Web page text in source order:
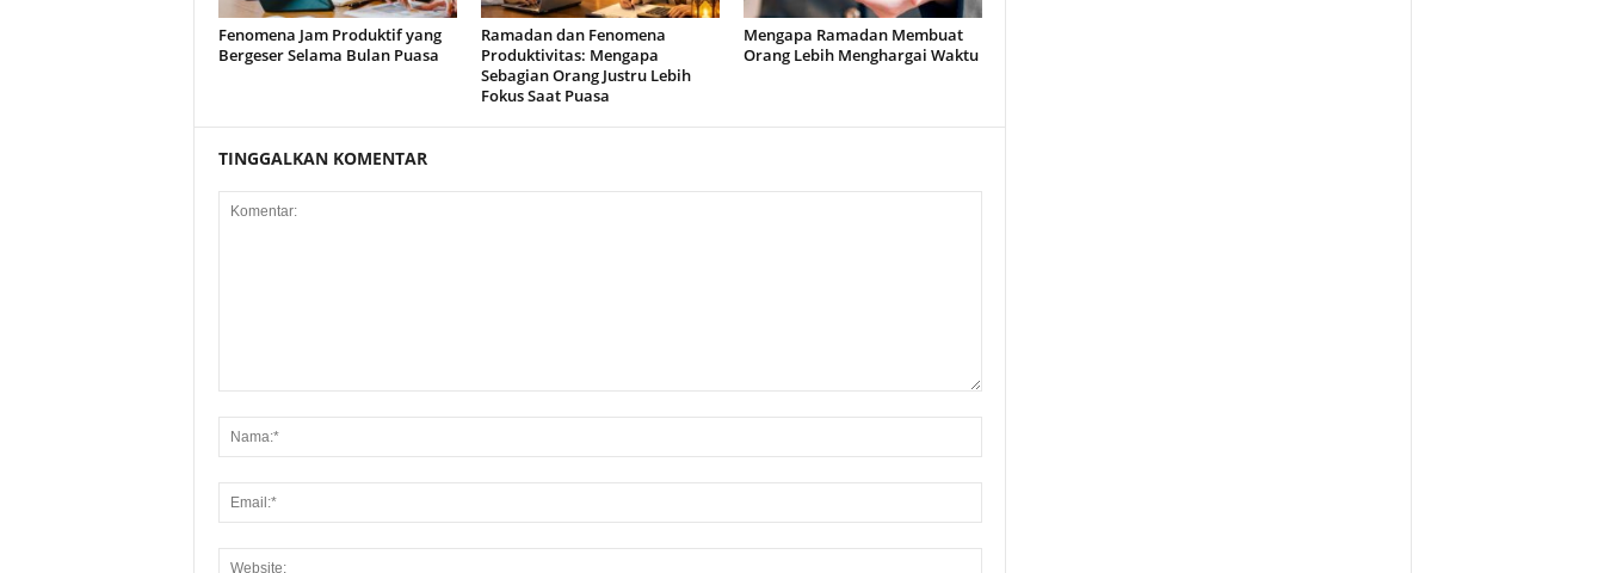
Fenomena Jam Produktif yang
Bergeser Selama Bulan Puasa
Ramadan dan Fenomena
Produktivitas: Mengapa
Sebagian Orang Justru Lebih
Fokus Saat Puasa
Mengapa Ramadan Membuat
Orang Lebih Menghargai Waktu
TINGGALKAN KOMENTAR